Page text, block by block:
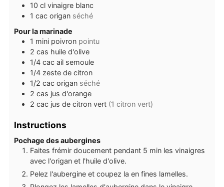
10 cl vinaigre blanc
1 cac origan séché
Pour la marinade
1 mini poivron pointu
2 cas huile d'olive
1/4 cac ail semoule
1/4 zeste de citron
1/2 cac origan séché
2 cas jus d'orange
2 cac jus de citron vert (1 citron vert)
Instructions
Pochage des aubergines
Faites frémir doucement pendant 5 min les vinaigres
avec l'origan et l'huile d'olive.
Pelez l'aubergine et coupez la en fines lamelles.